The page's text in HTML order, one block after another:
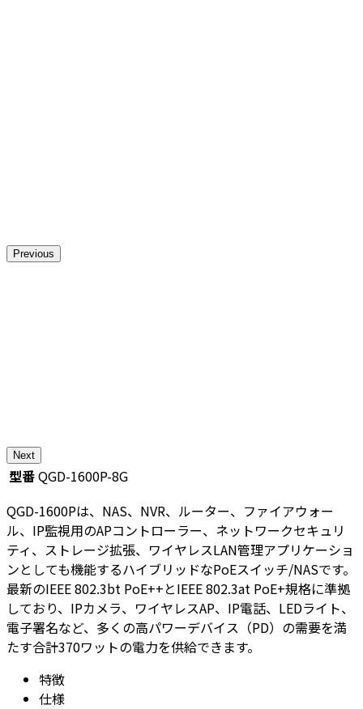
Previous
Next
型番QGD-1600P-8G
QGD-1600Pは、NAS、NVR、ルーター、ファイアウォー
ル、IP監視用のAPコントローラー、ネットワークセキュリ
ティ、ストレージ拡張、ワイヤレスLAN管理アプリケーショ
ンとしても機能するハイブリッドなPoEスイッチ/NASです。
最新のIEEE 802.3bt PoE++とIEEE 802.3at PoE+規格に準拠
しており、IPカメラ、ワイヤレスAP、IP電話、LEDライト、
電子署名など、多くの高パワーデバイス（PD）の需要を満
たす合計370ワットの電力を供給できます。
特徴
仕様